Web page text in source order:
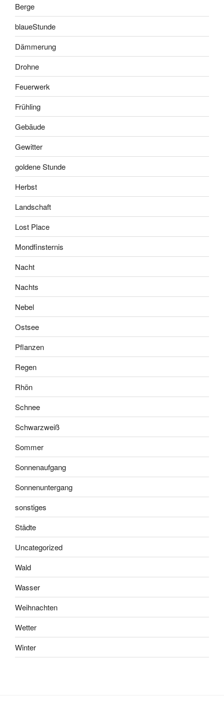
Berge
blaueStunde
Dämmerung
Drohne
Feuerwerk
Frühling
Gebäude
Gewitter
goldene Stunde
Herbst
Landschaft
Lost Place
Mondfinsternis
Nacht
Nachts
Nebel
Ostsee
Pflanzen
Regen
Rhön
Schnee
Schwarzweiß
Sommer
Sonnenaufgang
Sonnenuntergang
sonstiges
Städte
Uncategorized
Wald
Wasser
Weihnachten
Wetter
Winter